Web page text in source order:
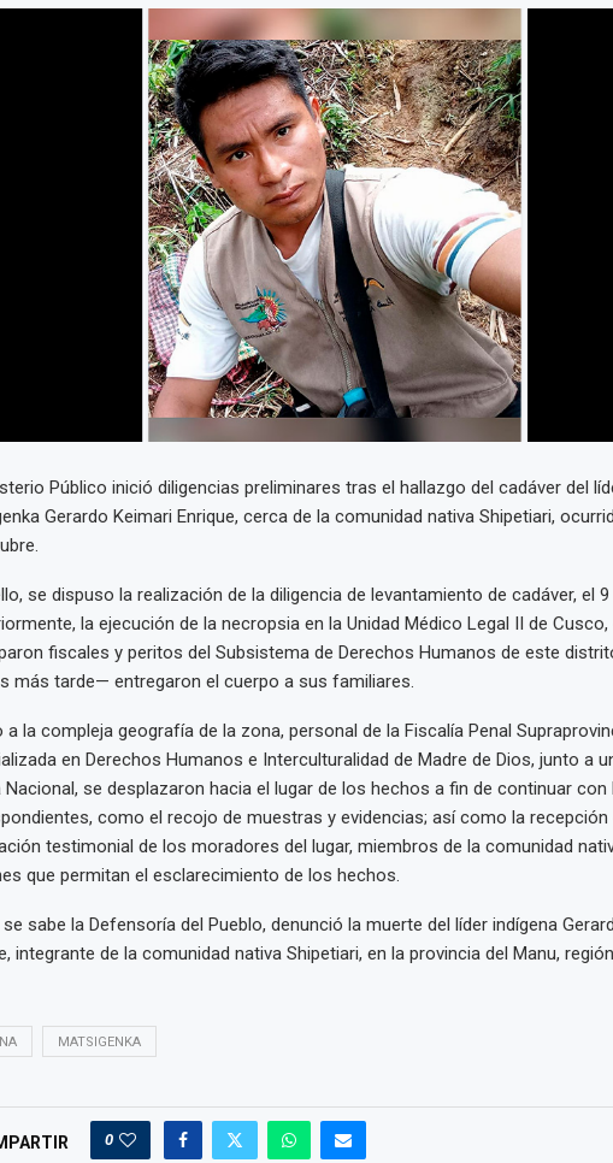
Público inició diligencias preliminares tras el hallazgo del cadáver del
Gerardo Keimari Enrique, cerca de la comunidad nativa Shipetiari,
se dispuso la realización de la diligencia de levantamiento de cadáver, el 9
la ejecución de la necropsia en la Unidad Médico Legal II de Cusco,
fiscales y peritos del Subsistema de Derechos Humanos de este
más tarde— entregaron el cuerpo a sus familiares.
a la compleja geografía de la zona, personal de la Fiscalía Penal
en Derechos Humanos e Interculturalidad de Madre de Dios, junto a
Nacional, se desplazaron hacia el lugar de los hechos a fin de continuar con
como el recojo de muestras y evidencias; así como la recepción
testimonial de los moradores del lugar, miembros de la comunidad
que permitan el esclarecimiento de los hechos.
sabe la Defensoría del Pueblo, denunció la muerte del líder indígena
integrante de la comunidad nativa Shipetiari, en la provincia del Manu,
MATSIGENKA
0